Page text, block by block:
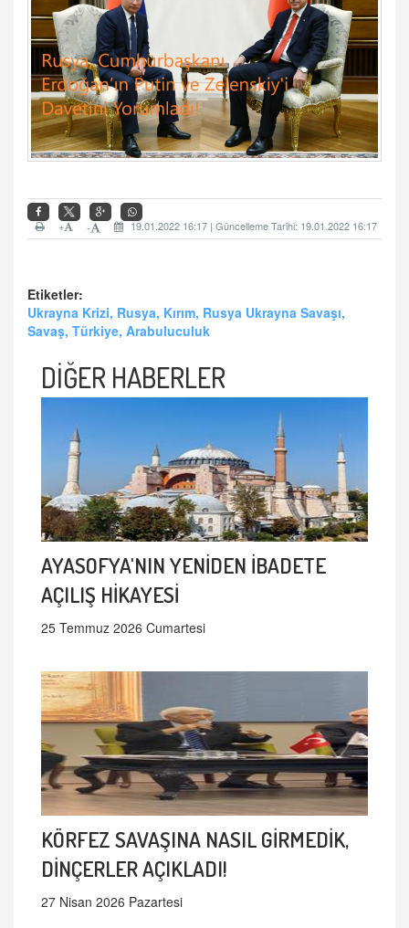
19.01.2022 16:17 | Güncelleme Tarihi: 19.01.2022 16:17
-
+
Etiketler:
Ukrayna Krizi, Rusya, Kırım, Rusya Ukrayna Savaşı,
Savaş, Türkiye, Arabuluculuk
DİĞER HABERLER
AYASOFYA'NIN YENİDEN İBADETE
AÇILIŞ HİKAYESİ
25 Temmuz 2026 Cumartesi
KÖRFEZ SAVAŞINA NASIL GİRMEDİK,
DİNÇERLER AÇIKLADI!
27 Nisan 2026 Pazartesi